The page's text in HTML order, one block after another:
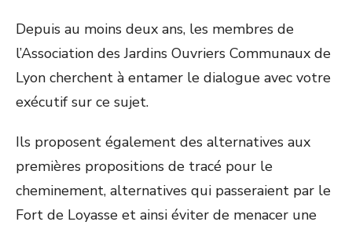
Depuis au moins deux ans, les membres de
l’Association des Jardins Ouvriers Communaux de
Lyon cherchent à entamer le dialogue avec votre
exécutif sur ce sujet.
Ils proposent également des alternatives aux
premières propositions de tracé pour le
cheminement, alternatives qui passeraient par le
Fort de Loyasse et ainsi éviter de menacer une